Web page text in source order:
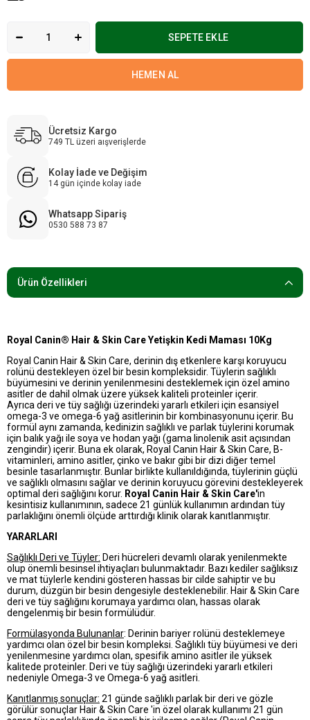
Ücretsiz Kargo
749 TL üzeri aışverişlerde
Kolay İade ve Değişim
14 gün içinde kolay iade
Whatsapp Sipariş
0530 588 73 87
Ürün Özellikleri
Royal Canin® Hair & Skin Care Yetişkin Kedi Maması 10Kg
Royal Canin Hair & Skin Care, derinin dış etkenlere karşı koruyucu
rolünü destekleyen özel bir besin kompleksidir. Tüylerin sağlıklı
büyümesini ve derinin yenilenmesini desteklemek için özel amino
asitler de dahil olmak üzere yüksek kaliteli proteinler içerir.
Ayrıca deri ve tüy sağlığı üzerindeki yararlı etkileri için esansiyel
omega-3 ve omega-6 yağ asitlerinin bir kombinasyonunu içerir. Bu
formül aynı zamanda, kedinizin sağlıklı ve parlak tüylerini korumak
için balık yağı ile soya ve hodan yağı (gama linolenik asit açısından
zengindir) içerir. Buna ek olarak, Royal Canin Hair & Skin Care, B-
vitaminleri, amino asitler, çinko ve bakır gibi bir dizi diğer temel
besinle tasarlanmıştır. Bunlar birlikte kullanıldığında, tüylerinin güçlü
ve sağlıklı olmasını sağlar ve derinin koruyucu görevini destekleyerek
optimal deri sağlığını korur. Royal Canin Hair & Skin Care'in
kesintisiz kullanımının, sadece 21 günlük kullanımın ardından tüy
parlaklığını önemli ölçüde arttırdığı klinik olarak kanıtlanmıştır.
YARARLARI
Sağlıklı Deri ve Tüyler: Deri hücreleri devamlı olarak yenilenmekte
olup önemli besinsel ihtiyaçları bulunmaktadır. Bazı kediler sağlıksız
ve mat tüylerle kendini gösteren hassas bir cilde sahiptir ve bu
durum, düzgün bir besin dengesiyle desteklenebilir. Hair & Skin Care
deri ve tüy sağlığını korumaya yardımcı olan, hassas olarak
dengelenmiş bir besin formülüdür.
Formülasyonda Bulunanlar: Derinin bariyer rolünü desteklemeye
yardımcı olan özel bir besin kompleksi. Sağlıklı tüy büyümesi ve deri
yenilenmesine yardımcı olan, spesifik amino asitler ile yüksek
kalitede proteinler. Deri ve tüy sağlığı üzerindeki yararlı etkileri
nedeniyle Omega-3 ve Omega-6 yağ asitleri.
Kanıtlanmış sonuçlar: 21 günde sağlıklı parlak bir deri ve gözle
görülür sonuçlar Hair & Skin Care 'in özel olarak kullanımı 21 gün